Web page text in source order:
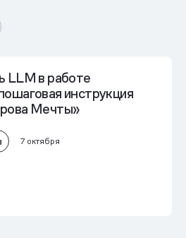
LLM в работе
инструкция
Мечты»
7 октября